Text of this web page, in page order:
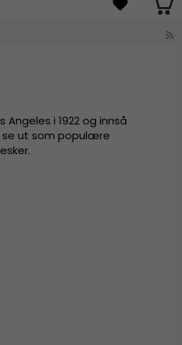
i 1922 og innså
se ut som populære